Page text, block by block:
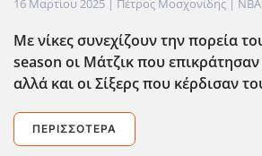
16 Μαρτίου 2025 | Πέτρος Μοσχονίδης | NBA
Με νίκες συνεχίζουν την πορεία
season οι Mάτζικ που
αλλά και οι Σίξερς που κέρδισαν
ΠΕΡΙΣΣΌΤΕΡΑ